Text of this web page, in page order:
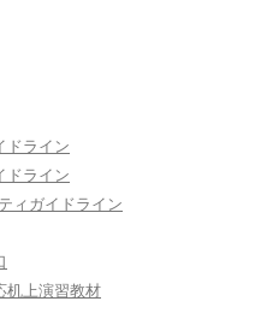
ドライン
ドライン
ィガイドライン
机上演習教材